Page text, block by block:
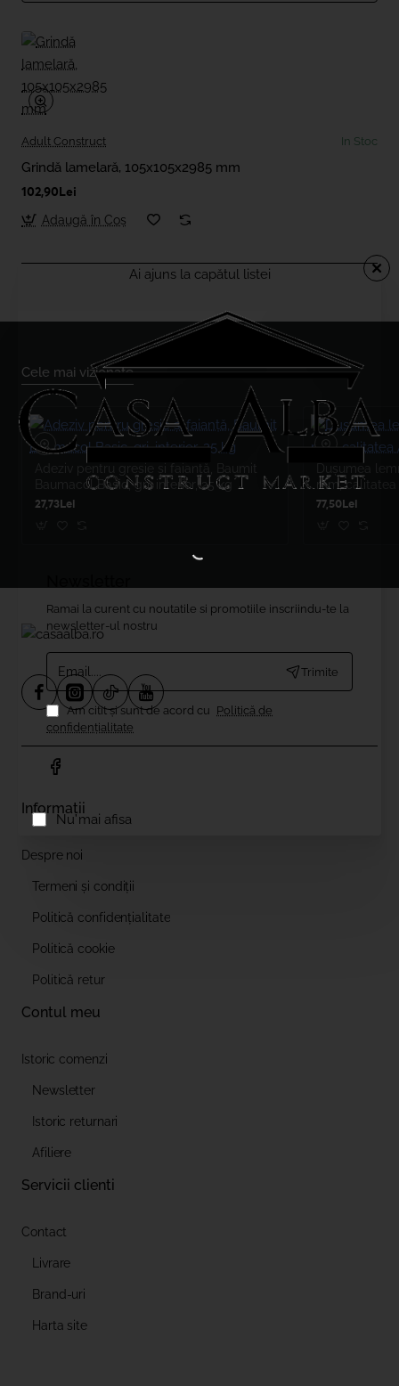
Ramai la curent cu noutatile si promotiile inscriindu-te la
newsletter-ul nostru
Email....
Trimite
Am citit şi sunt de acord cu Politică de
confidențialitate
Nu mai afisa
Adult Construct In Stoc
Grindă lamelară, 105x105x2985 mm
102,90Lei
Adaugă în Coş
Ai ajuns la capătul listei
Cele mai vizionate
Adeziv pentru gresie și faianță, Baumit
Baumacol Basic, gri, interior, 25 kg
27,73Lei
Dușumea
mm,
77,50Lei
Informații
Despre noi
Termeni și condiții
Politică confidențialitate
Politică cookie
Politică retur
Contul meu
Istoric comenzi
Newsletter
Istoric returnari
Afiliere
Servicii clienti
Contact
Livrare
Brand-uri
Harta site